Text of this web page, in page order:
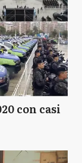
con casi